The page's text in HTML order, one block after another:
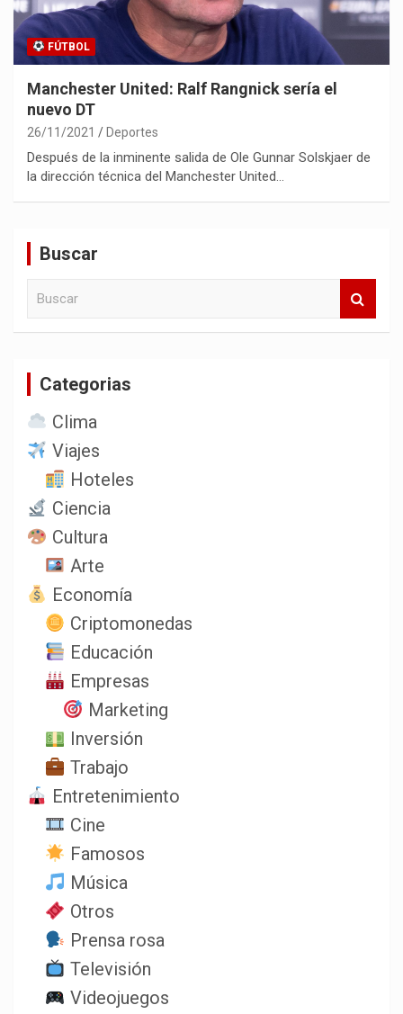
FÚTBOL
Manchester United: Ralf Rangnick sería el
nuevo DT
26/11/2021 Deportes
Después de la inminente salida de Ole Gunnar Solskjaer de
la dirección técnica del Manchester United…
Buscar
Categorias
Clima
Viajes
Hoteles
Ciencia
Cultura
Arte
Economía
Criptomonedas
Educación
Empresas
Marketing
Inversión
Trabajo
Entretenimiento
Cine
Famosos
Música
Otros
Prensa rosa
Televisión
Videojuegos